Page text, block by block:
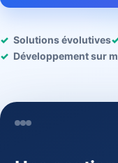
Solutions évolutives
Développement sur